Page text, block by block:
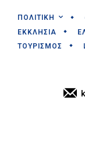
ΠΟΛΙΤΙΚΗ
ΕΚΚΛΗΣΙΑ
ΤΟΥΡΙΣΜΟΣ